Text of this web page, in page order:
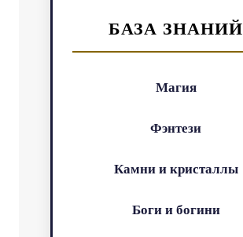
БАЗА ЗНАНИЙ
Магия
Фэнтези
Камни и кристаллы
Боги и богини